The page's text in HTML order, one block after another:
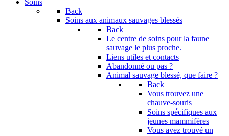
Soins
Back
Soins aux animaux sauvages blessés
Back
Le centre de soins pour la faune
sauvage le plus proche.
Liens utiles et contacts
Abandonné ou pas ?
Animal sauvage blessé, que faire ?
Back
Vous trouvez une
chauve-souris
Soins spécifiques aux
jeunes mammifères
Vous avez trouvé un